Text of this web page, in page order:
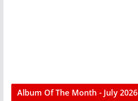
Album Of The Month - July 2026